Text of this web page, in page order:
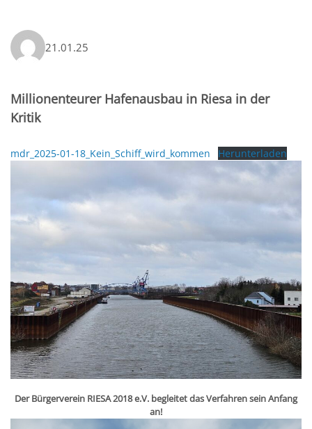
21.01.25
Millionenteurer Hafenausbau in Riesa in der
Kritik
mdr_2025-01-18_Kein_Schiff_wird_kommen Herunterladen
Der Bürgerverein RIESA 2018 e.V. begleitet das Verfahren sein Anfang
an!